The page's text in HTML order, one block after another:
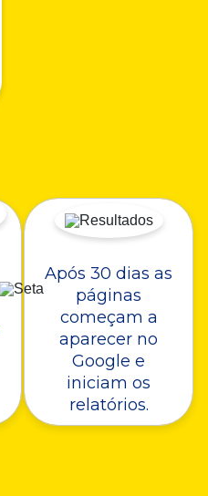
Após 30 dias as
páginas
começam a
aparecer no
Google e
iniciam os
relatórios.